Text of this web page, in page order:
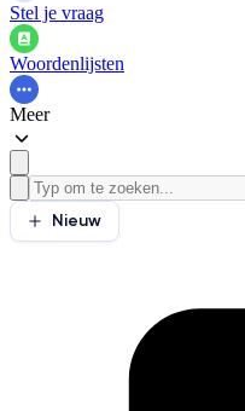
Stel je vraag
Woordenlijsten
Meer
Nieuw